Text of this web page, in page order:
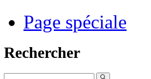
Page spéciale
Rechercher